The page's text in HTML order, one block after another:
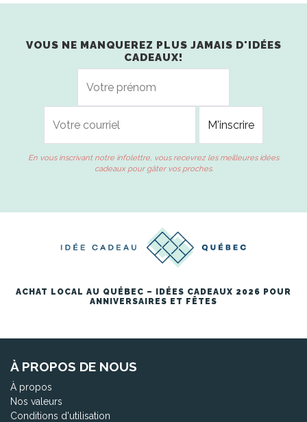
VOUS NE MANQUEREZ PLUS JAMAIS D'IDÉES
CADEAUX!
En vous inscrivant notre infolettre, vous recevrez les meilleures idées
cadeaux pour gâter vos proches.
ACHAT LOCAL AU QUÉBEC – IDÉES CADEAUX 2026 POUR
ANNIVERSAIRES ET FÊTES
À PROPOS DE NOUS
À propos
Nos valeurs
Conditions d'utilisation